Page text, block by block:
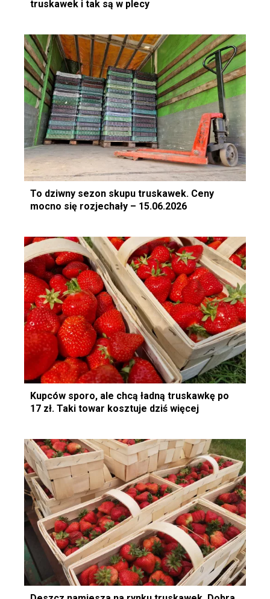
truskawek i tak są w plecy
To dziwny sezon skupu truskawek. Ceny
mocno się rozjechały – 15.06.2026
Kupców sporo, ale chcą ładną truskawkę po
17 zł. Taki towar kosztuje dziś więcej